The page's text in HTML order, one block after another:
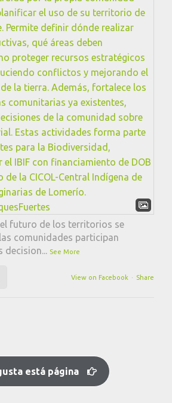
futuro de los territorios se
comunidades participan
decision... See More
View on Facebook · Share
está página